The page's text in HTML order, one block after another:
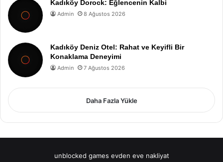
Kadıköy Dorock: Eğlencenin Kalbi
Admin 8 Ağustos 2026
Kadıköy Deniz Otel: Rahat ve Keyifli Bir
Konaklama Deneyimi
Admin 7 Ağustos 2026
Daha Fazla Yükle
unblocked games evden eve nakliyat